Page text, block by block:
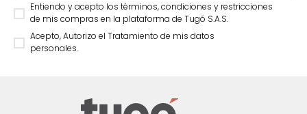
Entiendo y acepto los términos, condiciones y restricciones
de mis compras en la plataforma de Tugó S.A.S.
Acepto, Autorizo el Tratamiento de mis datos
personales.